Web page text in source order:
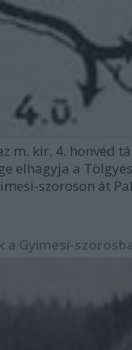
m. kir. 4. honvéd
elhagyja a
szoroson át
a Gyimesi-